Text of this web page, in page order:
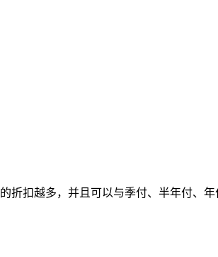
扣越多，并且可以与季付、半年付、年